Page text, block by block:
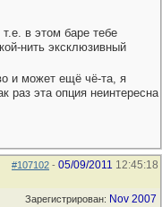
в этом баре тебе
нить эксклюзивный
и может ещё чё-та, я
раз эта опция неинтересна
#107102 - 05/09/2011 12:45:18
Зарегистрирован: Nov 2007